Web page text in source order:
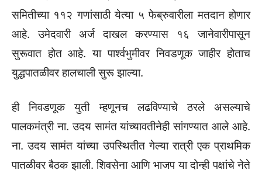
समितीच्या ११२ गणांसाठी येत्या ५ फेब्रुवारीला मतदान होणार
आहे. उमेदवारी अर्ज दाखल करण्यास १६ जानेवारीपासून
सुरूवात होत आहे. या पार्श्वभुमीवर निवडणूक जाहीर होताच
युद्धपातळीवर हालचाली सुरू झाल्या.
ही निवडणूक युती म्हणूनच लढविण्याचे ठरले असल्याचे
पालकमंत्री ना. उदय सामंत यांच्यावतीनेही सांगण्यात आले आहे.
ना. उदय सामंत यांच्या उपस्थितीत गेल्या रात्री एक प्राथमिक
पातळीवर बैठक झाली. शिवसेना आणि भाजप या दोन्ही पक्षांचे नेते